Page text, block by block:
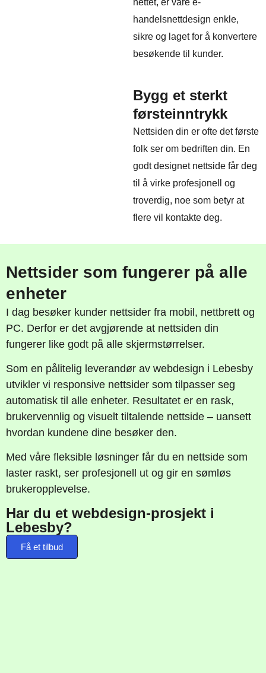
handelsnettdesign enkle,
sikre og laget for å konvertere
besøkende til kunder.
Bygg et sterkt
førsteinntrykk
Nettsiden din er ofte det første
folk ser om bedriften din. En
godt designet nettside får deg
til å virke profesjonell og
troverdig, noe som betyr at
flere vil kontakte deg.
Nettsider som fungerer på alle
enheter
I dag besøker kunder nettsider fra mobil, nettbrett og
PC. Derfor er det avgjørende at nettsiden din
fungerer like godt på alle skjermstørrelser.
Som en pålitelig leverandør av webdesign i Lebesby
utvikler vi responsive nettsider som tilpasser seg
automatisk til alle enheter. Resultatet er en rask,
brukervennlig og visuelt tiltalende nettside – uansett
hvordan kundene dine besøker den.
Med våre fleksible løsninger får du en nettside som
laster raskt, ser profesjonell ut og gir en sømløs
brukeropplevelse.
Har du et webdesign-prosjekt i
Lebesby?
Få et tilbud